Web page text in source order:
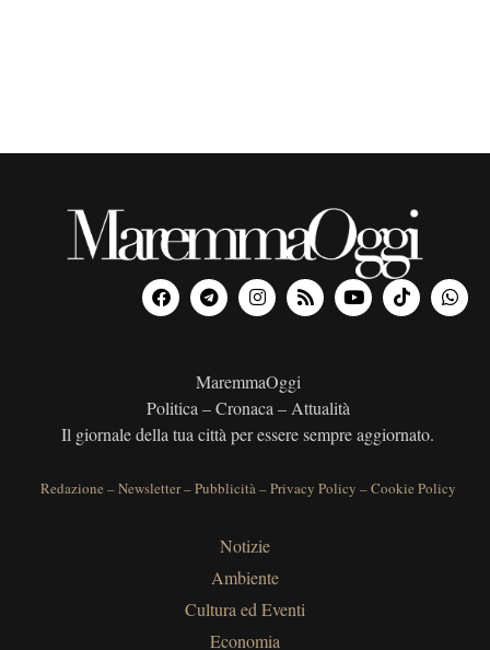
MaremmaOggi
Politica – Cronaca – Attualità
Il giornale della tua città per essere sempre aggiornato.
Redazione –Newsletter–Pubblicità–Privacy Policy –Cookie Policy
Notizie
Ambiente
Cultura ed Eventi
Economia